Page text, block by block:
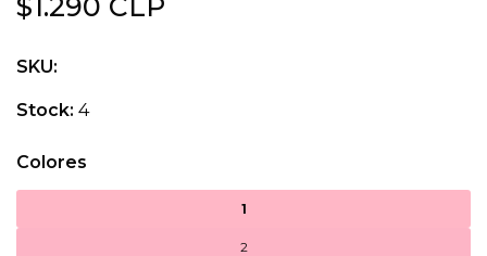
SKU:
Stock: 4
Colores
1
2